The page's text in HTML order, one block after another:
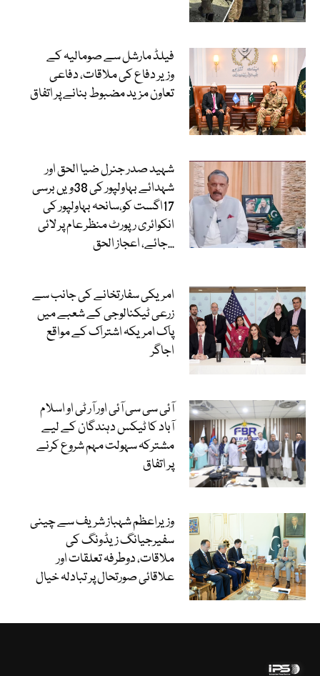
فیلڈ مارشل سے صومالیہ کے
وزیر دفاع کی ملاقات، دفاعی
تعاون مزید مضبوط بنانے پر اتفاق
شہید صدر جنرل ضیا الحق اور
شہدائے بہاولپور کی 38ویں برسی
17اگست کو،سانحہ بہاولپور کی
انکوائری رپورٹ منظر عام پر لائی
جائے، اعجاز الحق...
امریکی سفارتخانے کی جانب سے
زرعی ٹیکنالوجی کے شعبے میں
پاک امریکہ اشتراک کے مواقع
اجاگر
آئی سی سی آئی اور آر ٹی او اسلام
آباد کا ٹیکس دہندگان کے لیے
مشترکہ سہولت مہم شروع کرنے
پر اتفاق
وزیراعظم شہباز شریف سے چینی
سفیرجیانگ زیڈونگ کی
ملاقات، دوطرفہ تعلقات اور
علاقائی صورتحال پر تبادلہ خیال